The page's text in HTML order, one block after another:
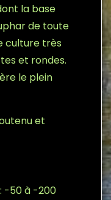
la base
de toute
culture très
et rondes.
le plein
et
-50 à -200